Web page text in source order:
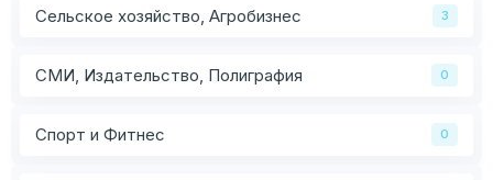
Сельское хозяйство, Агробизнес 3
СМИ, Издательство, Полиграфия 0
Спорт и Фитнес 0